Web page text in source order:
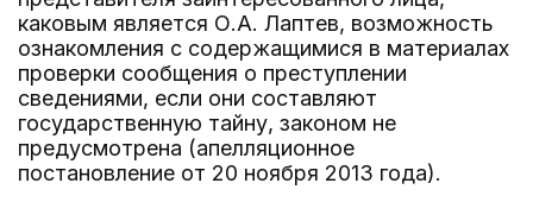
каковым является О.А. Лаптев, возможность
ознакомления с содержащимися в материалах
проверки сообщения о преступлении
сведениями, если они составляют
государственную тайну, законом не
предусмотрена (апелляционное
постановление от 20 ноября 2013 года).